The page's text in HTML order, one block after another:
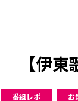
【伊
番組レポ お